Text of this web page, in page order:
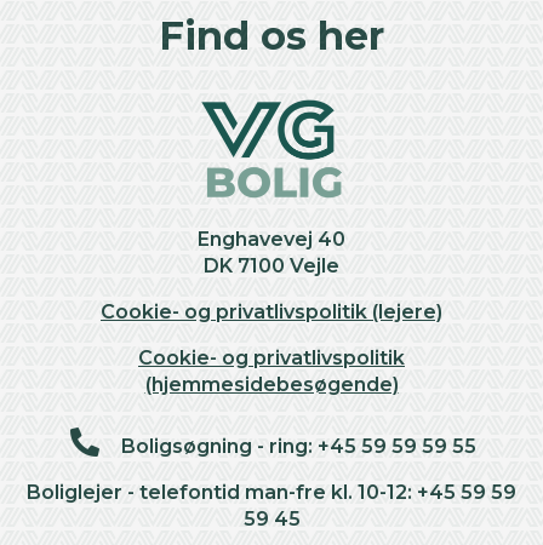
Find os her
Enghavevej 40
DK 7100 Vejle
Cookie- og privatlivspolitik (lejere)
Cookie- og privatlivspolitik
(hjemmesidebesøgende)
Boligsøgning - ring: +45 59 59 59 55
Boliglejer - telefontid man-fre kl. 10-12: +45 59 59
59 45